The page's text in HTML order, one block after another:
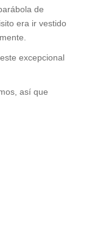
de
era ir vestido
excepcional
así que